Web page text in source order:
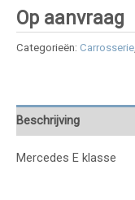
Op aanvraag
Categorieën: Carrosserie
Beschrijving
Mercedes E klasse